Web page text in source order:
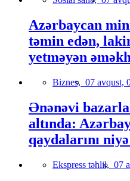
Azərbaycan
təmin edən,
yetməyən
Biznes, 07 avqust,
Ənənəvi
altında:
qaydalarını
Ekspress təhlil, 07